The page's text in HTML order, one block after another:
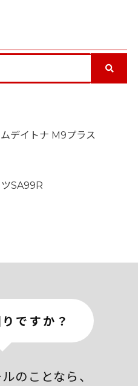
デイトナ M9プラス
SA99R
ですか？
のことなら、